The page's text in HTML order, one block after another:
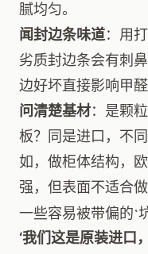
腻均匀。
闻封边条味道：用
劣质封边条会有刺
边好坏直接影响甲
问清楚基材：是颗
板？同是进口，不
如，做柜体结构，
强，但表面不适合做
一些容易被带偏的‘
‘我们这是原装进口